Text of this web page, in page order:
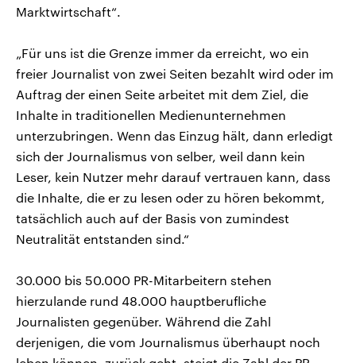
Marktwirtschaft“.
„Für uns ist die Grenze immer da erreicht, wo ein
freier Journalist von zwei Seiten bezahlt wird oder im
Auftrag der einen Seite arbeitet mit dem Ziel, die
Inhalte in traditionellen Medienunternehmen
unterzubringen. Wenn das Einzug hält, dann erledigt
sich der Journalismus von selber, weil dann kein
Leser, kein Nutzer mehr darauf vertrauen kann, dass
die Inhalte, die er zu lesen oder zu hören bekommt,
tatsächlich auch auf der Basis von zumindest
Neutralität entstanden sind.“
30.000 bis 50.000 PR-Mitarbeitern stehen
hierzulande rund 48.000 hauptberufliche
Journalisten gegenüber. Während die Zahl
derjenigen, die vom Journalismus überhaupt noch